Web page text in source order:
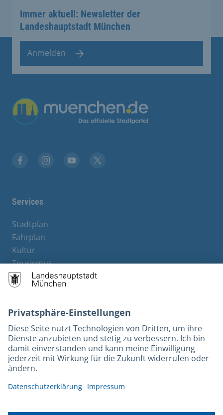
Immer aktuell: Newsletter der
Landeshauptstadt München
Anmelden
Übergreifende Links
Services
Stadtplan
Fahrplan
Kultur
Tourismus
M-Strom
Bürgerservice
Rechtliches und Kontakt
Barrierefreiheit
Leichte Sprache
Gebärdensprache
Kontakt